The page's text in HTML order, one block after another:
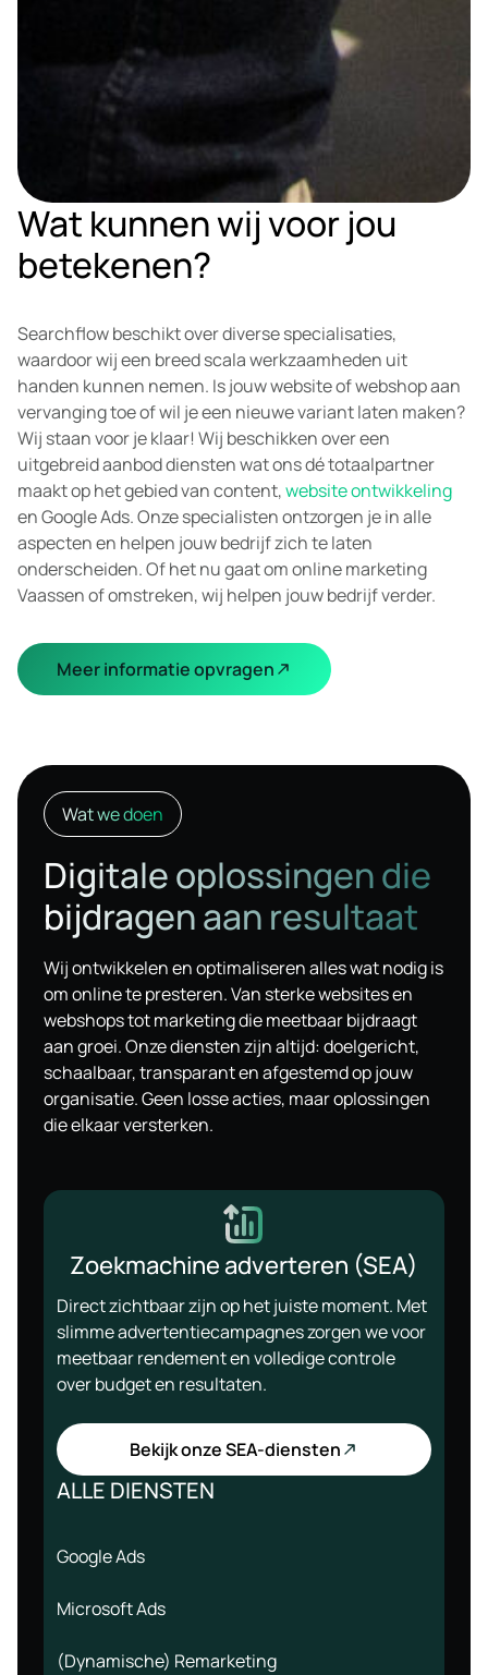
Wat kunnen wij voor jou
betekenen?
Searchflow beschikt over diverse specialisaties,
waardoor wij een breed scala werkzaamheden uit
handen kunnen nemen. Is jouw website of webshop aan
vervanging toe of wil je een nieuwe variant laten maken?
Wij staan voor je klaar! Wij beschikken over een
uitgebreid aanbod diensten wat ons dé totaalpartner
maakt op het gebied van content,website ontwikkeling
en Google Ads. Onze specialisten ontzorgen je in alle
aspecten en helpen jouw bedrijf zich te laten
onderscheiden. Of het nu gaat om online marketing
Vaassen of omstreken, wij helpen jouw bedrijf verder.
Meer informatie opvragen
Wat we doen
Digitale oplossingen die
bijdragen aan resultaat
Wij ontwikkelen en optimaliseren alles wat nodig is
om online te presteren. Van sterke websites en
webshops tot marketing die meetbaar bijdraagt
aan groei. Onze diensten zijn altijd: doelgericht,
schaalbaar, transparant en afgestemd op jouw
organisatie. Geen losse acties, maar oplossingen
die elkaar versterken.
Zoekmachine adverteren (SEA)
Direct zichtbaar zijn op het juiste moment. Met
slimme advertentiecampagnes zorgen we voor
meetbaar rendement en volledige controle
over budget en resultaten.
Bekijk onze SEA-diensten
ALLE DIENSTEN
Google Ads
Microsoft Ads
(Dynamische) Remarketing